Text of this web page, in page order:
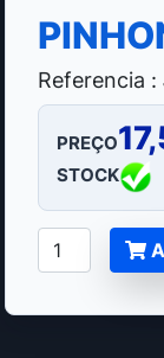
Referencia :
PREÇO
STOCK